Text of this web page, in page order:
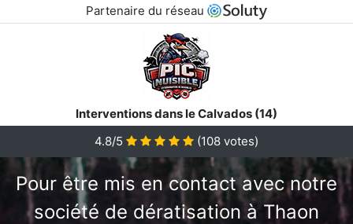
Partenaire du réseau
Interventions dans le Calvados (14)
4.8/5
(108 votes)
Pour être mis en contact avec notre
société de dératisation à Thaon